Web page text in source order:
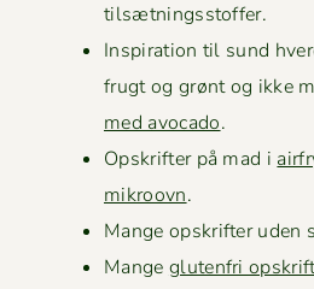
tilsætningsstoffer.
Inspi­ra­tion til sund
frugt og grønt og ikke
med avo­ca­do.
Opskrifter på mad i
mikroovn.
Mange opskrifter uden
Mange gluten­fri